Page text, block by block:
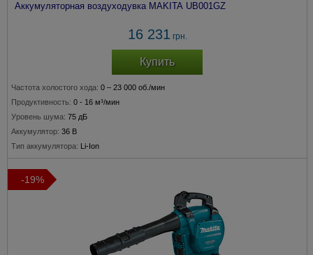
Аккумуляторная воздуходувка MAKITA UB001GZ
16 231 грн.
Купить
Частота холостого хода: 0 – 23 000 об./мин
Продуктивность: 0 - 16 м³/мин
Уровень шума: 75 дБ
Аккумулятор: 36 В
Тип аккумулятора: Li-Ion
-19%